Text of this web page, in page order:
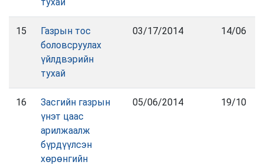
15
Газрын тос
боловсруулах
үйлдвэрийн
тухай
03/17/2014 14/06
16
Засгийн газрын
үнэт цаас
арилжаалж
бүрдүүлсэн
хөрөнгийн
05/06/2014 19/10